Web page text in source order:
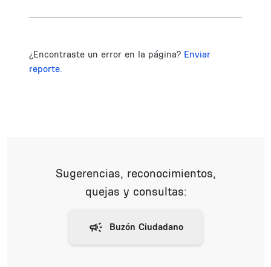
¿Encontraste un error en la página? Enviar
reporte.
Sugerencias, reconocimientos,
quejas y consultas: